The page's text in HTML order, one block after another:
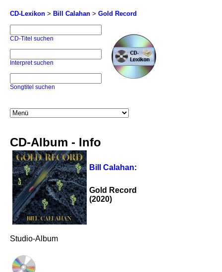
CD-Lexikon > Bill Calahan > Gold Record
CD-Titel suchen
Interpret suchen
Songtitel suchen
CD-Album - Info
Bill Calahan:
Gold Record
(2020)
Studio-Album